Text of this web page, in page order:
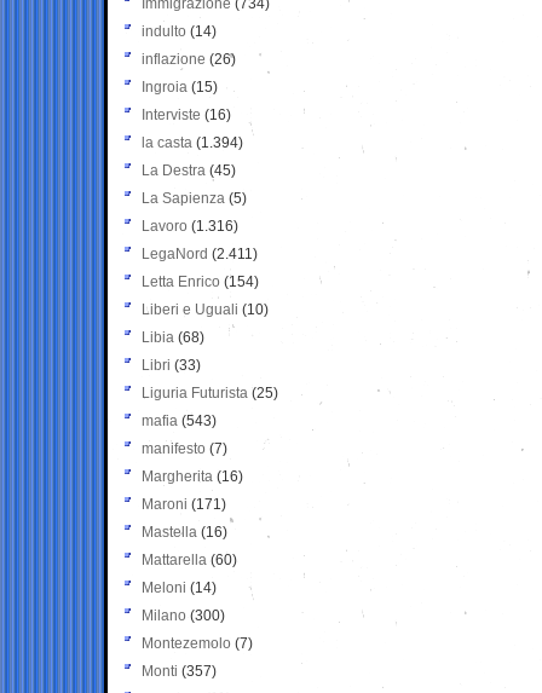
Immigrazione (734)
indulto (14)
inflazione (26)
Ingroia (15)
Interviste (16)
la casta (1.394)
La Destra (45)
La Sapienza (5)
Lavoro (1.316)
LegaNord (2.411)
Letta Enrico (154)
Liberi e Uguali (10)
Libia (68)
Libri (33)
Liguria Futurista (25)
mafia (543)
manifesto (7)
Margherita (16)
Maroni (171)
Mastella (16)
Mattarella (60)
Meloni (14)
Milano (300)
Montezemolo (7)
Monti (357)